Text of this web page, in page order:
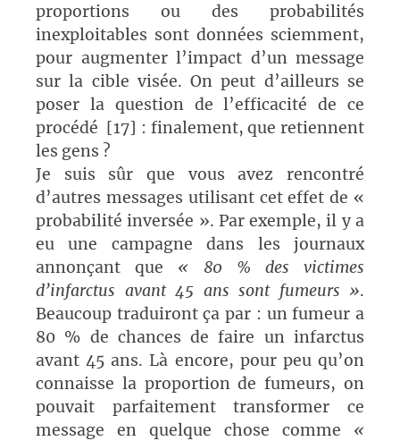
proportions ou des probabilités
inexploitables sont données sciemment,
pour augmenter l’impact d’un message
sur la cible visée. On peut d’ailleurs se
poser la question de l’efficacité de ce
procédé [17] : finalement, que retiennent
les gens ?
Je suis sûr que vous avez rencontré
d’autres messages utilisant cet effet de «
probabilité inversée ». Par exemple, il y a
eu une campagne dans les journaux
annonçant que « 80 % des victimes
d’infarctus avant 45 ans sont fumeurs ».
Beaucoup traduiront ça par : un fumeur a
80 % de chances de faire un infarctus
avant 45 ans. Là encore, pour peu qu’on
connaisse la proportion de fumeurs, on
pouvait parfaitement transformer ce
message en quelque chose comme «